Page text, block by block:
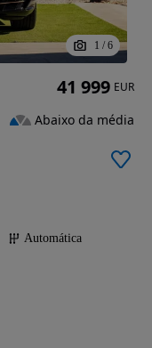
1 / 6
Automática
41 999 EUR
Abaixo da média